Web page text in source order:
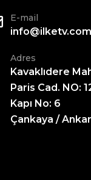
E-mail
Adres
Kavaklıdere
Paris Cad. NO:
Kapı No: 6
Çankaya /